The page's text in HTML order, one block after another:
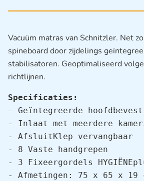
Vacuüm matras van Schnitzler. Net
spineboard door zijdelings
stabilisatoren. Geoptimaliseerd
richtlijnen.
Specificaties:
- Geïntegreerde
- Inlaat met meerdere
- AfsluitKlep vervangbaar
- 8 Vaste handgrepen
- 3 Fixeergordels
- Afmetingen: 75 x 65 x 19